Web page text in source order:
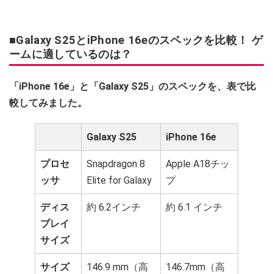
■Galaxy S25とiPhone 16eのスペックを比較！ ゲ
ームに適しているのは？
「iPhone 16e」と「Galaxy S25」のスペックを、表で比
較してみました。
Galaxy S25 iPhone 16e
プロセ
ッサ
Snapdragon 8
Elite for Galaxy
Apple A18チッ
プ
ディス
プレイ
サイズ
約 6.2インチ 約 6.1 インチ
サイズ
146.9 mm（高
146.7mm（高